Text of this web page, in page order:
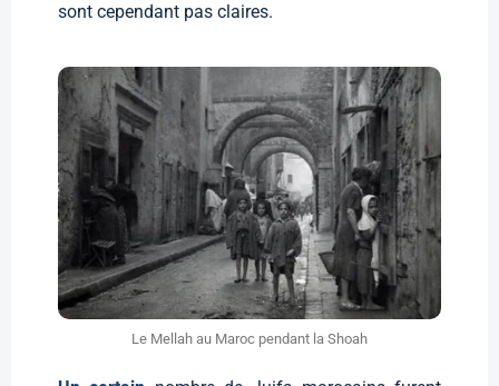
sont cependant pas claires.
Le Mellah au Maroc pendant la Shoah